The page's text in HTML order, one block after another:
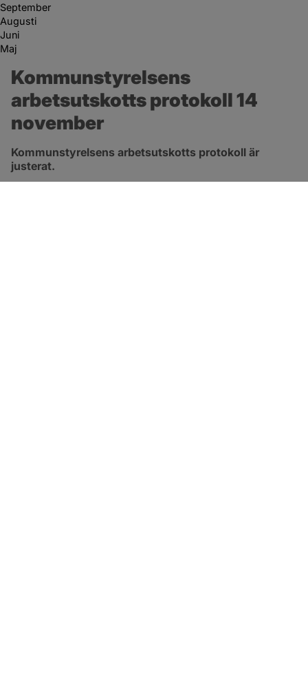
September
Augusti
Juni
Maj
Kommunstyrelsens
arbetsutskotts protokoll 14
november
Kommunstyrelsens arbetsutskotts protokoll är
justerat.